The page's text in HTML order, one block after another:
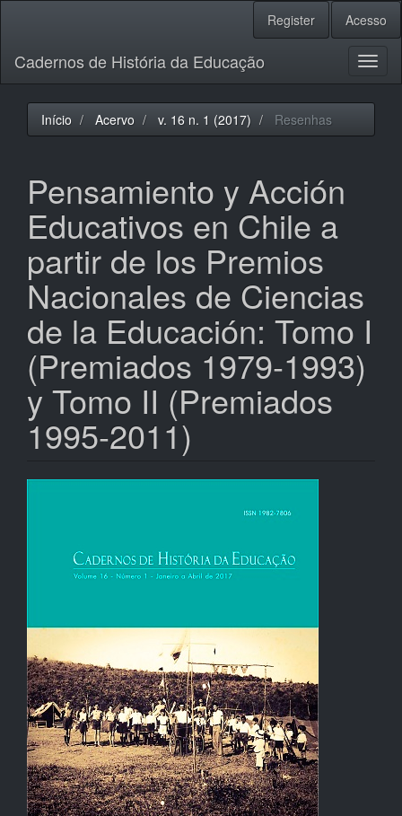
principal
Barra
Lateral
Register Acesso
Cadernos de História da Educação
Início Acervo v. 16 n. 1 (2017) Resenhas
Pensamiento y Acción
Educativos en Chile a
partir de los Premios
Nacionales de Ciencias
de la Educación: Tomo I
(Premiados 1979-1993)
y Tomo II (Premiados
1995-2011)
Barra
artigos